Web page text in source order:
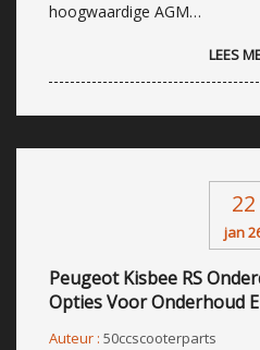
hoogwaardige AGM…
LEES
22
jan
Peugeot Kisbee RS
Opties Voor Onderhoud
Auteur : 50ccscooterparts